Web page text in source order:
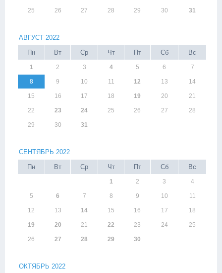
25 26 27 28 29 30 31
АВГУСТ 2022
Пн
Вт Ср Чт Пт Сб Вс
1 2 3 4 5 6 7
8 9 10 11 12 13 14
15 16 17 18 19 20 21
22 23 24 25 26 27 28
29 30 31
СЕНТЯБРЬ 2022
Пн
Вт Ср Чт Пт Сб Вс
1 2 3 4
5 6 7 8 9 10 11
12 13 14 15 16 17 18
19 20 21 22 23 24 25
26 27 28 29 30
ОКТЯБРЬ 2022